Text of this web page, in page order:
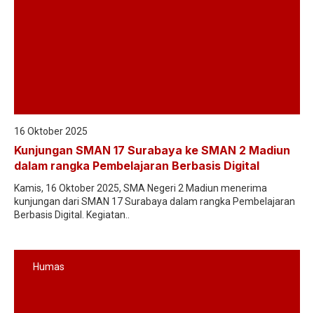
16 Oktober 2025
Kunjungan SMAN 17 Surabaya ke SMAN 2 Madiun
dalam rangka Pembelajaran Berbasis Digital
Kamis, 16 Oktober 2025, SMA Negeri 2 Madiun menerima
kunjungan dari SMAN 17 Surabaya dalam rangka Pembelajaran
Berbasis Digital. Kegiatan..
Humas